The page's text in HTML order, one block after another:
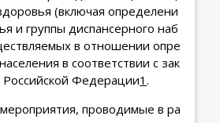
(включая определени
и группы диспансерного наб
в отношении опре
в соответствии с зак
Федерации1 .
проводимые в ра